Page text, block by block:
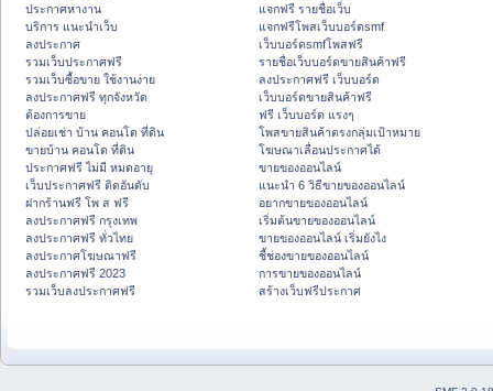
ประกาศหางาน
บริการ แนะนำเว็บ
ลงประกาศ
รวมเว็บประกาศฟรี
รวมเว็บซื้อขาย ใช้งานง่าย
ลงประกาศฟรี ทุกจังหวัด
ต้องการขาย
ปล่อยเช่า บ้าน คอนโด ที่ดิน
ขายบ้าน คอนโด ที่ดิน
ประกาศฟรี ไม่มี หมดอายุ
เว็บประกาศฟรี ติดอันดับ
ฝากร้านฟรี โพ ส ฟรี
ลงประกาศฟรี กรุงเทพ
ลงประกาศฟรี ทั่วไทย
ลงประกาศโฆษณาฟรี
ลงประกาศฟรี 2023
รวมเว็บลงประกาศฟรี
แจกฟรี รายชื่อเว็บ
แจกฟรีโพสเว็บบอร์ดsmf
เว็บบอร์ดsmfโพสฟรี
รายชื่อเว็บบอร์ดขายสินค้าฟรี
ลงประกาศฟรี เว็บบอร์ด
เว็บบอร์ดขายสินค้าฟรี
ฟรี เว็บบอร์ด แรงๆ
โพสขายสินค้าตรงกลุ่มเป้าหมาย
โฆษณาเลื่อนประกาศได้
ขายของออนไลน์
แนะนำ 6 วิธีขายของออนไลน์
อยากขายของออนไลน์
เริ่มต้นขายของออนไลน์
ขายของออนไลน์ เริ่มยังไง
ชี้ช่องขายของออนไลน์
การขายของออนไลน์
สร้างเว็บฟรีประกาศ